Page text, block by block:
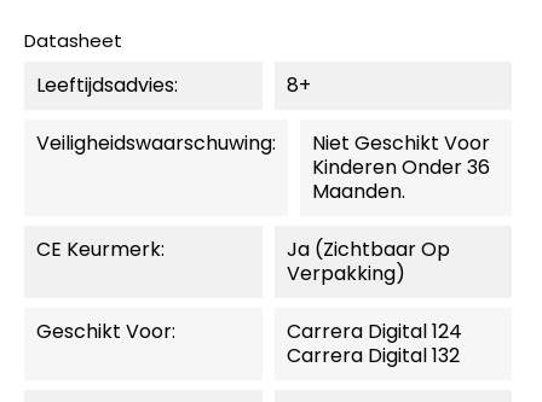
Datasheet
Leeftijdsadvies: 8+
Veiligheidswaarschuwing:
Niet Geschikt Voor
Kinderen Onder 36
Maanden.
CE Keurmerk:
Ja (zichtbaar Op
Verpakking)
Geschikt Voor:
Carrera Digital 124
Carrera Digital 132